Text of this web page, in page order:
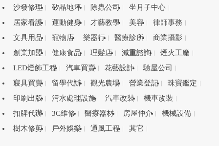
沙發修理
矽晶地坪 除蟲公司
坐月子中心
居家看護
運動健身 才藝教學 美容
律師事務
文具用品
寵物店 樂器行 醫療診所
商業攝影
創業加盟
健康食品 理髮店 減重諮詢
煙火工廠
LED燈飾工程
汽車買賣 花藝設計
驗屋公司
寢具買賣
留學代辦 觀光農場 營業登記
珠寶鑑定
印刷出版
污水處理設施 汽車改裝
機車改裝
扣牌代辦
3C維修 醫療器材 房屋仲介
機械設備
樹木修剪
戶外娛樂 通風工程 其它